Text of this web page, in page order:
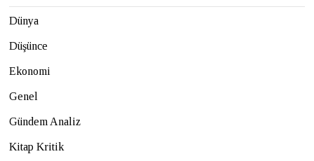
Dünya
Düşünce
Ekonomi
Genel
Gündem Analiz
Kitap Kritik